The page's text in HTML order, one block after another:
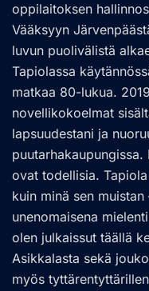
oppilaitoksen
Vääksyyn
luvun puolivälistä
Tapiolassa
matkaa 80-lukua.
novellikokoelmat
lapsuudestani ja
ovat todellisia.
kuin minä sen
unenomaisena
olen julkaissut täällä
Asikkalasta sekä
myös